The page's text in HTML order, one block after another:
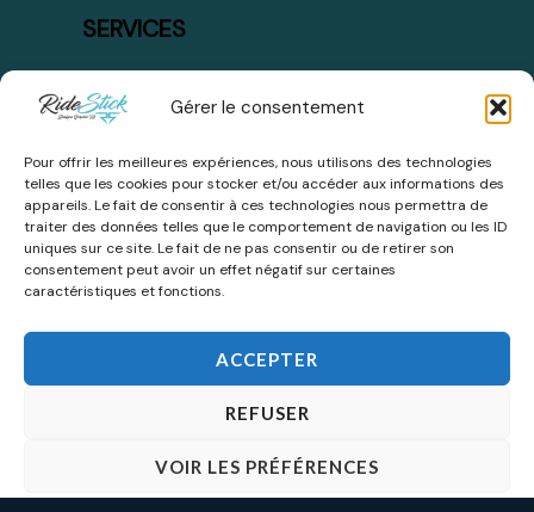
Gérer le consentement
Pour offrir les meilleures expériences, nous utilisons des technologies
telles que les cookies pour stocker et/ou accéder aux informations des
appareils. Le fait de consentir à ces technologies nous permettra de
traiter des données telles que le comportement de navigation ou les ID
uniques sur ce site. Le fait de ne pas consentir ou de retirer son
consentement peut avoir un effet négatif sur certaines
caractéristiques et fonctions.
ACCEPTER
REFUSER
VOIR LES PRÉFÉRENCES
SERVICES
Plan du site
Livraison et retours
Ride Stick Copyright © 2026 All Right Reserved